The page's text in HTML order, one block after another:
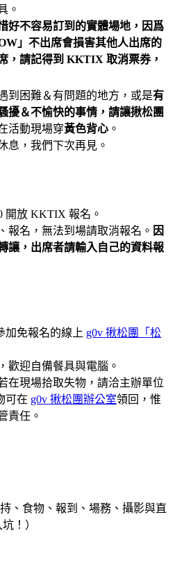
。
好不容易訂到的實體場地，因爲
」不出席會損害其他人出席的
，請記得到 KKTIX 取消票券，
到困難＆有問題的地方，或是有
擾＆不愉快的事情，請讓揪松團
活動現場穿黃色背心 。
息，我們下次再見。
開放 KKTIX 報名。
報名，無法到場請取消報名。 因
讓，出席者請輸入自己的資料報
加免報名的線上 g0v 揪松團「松
歡迎自備餐具與電腦。
在現場拾取失物，請洽主辦單位
可在 g0v 揪松團辦公室領回，惟
責任。
、食物、報到、場務、攝影與直
！）